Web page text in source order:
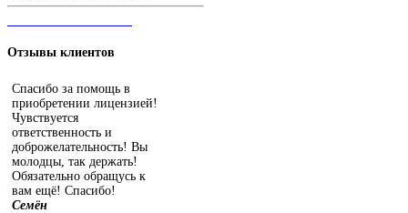
Отзывы клиентов
Спасибо за помощь в
приобретении лицензией!
Чувствуется
ответственность и
доброжелательность! Вы
молодцы, так держать!
Обязательно обращусь к
вам ещё! Спасибо!
Семён